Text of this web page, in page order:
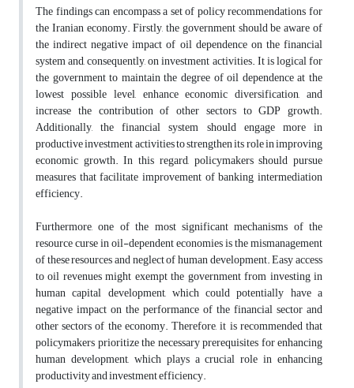
The findings can encompass a set of policy recommendations for
the Iranian economy. Firstly, the government should be aware of
the indirect negative impact of oil dependence on the financial
system and, consequently, on investment activities. It is logical for
the government to maintain the degree of oil dependence at the
lowest possible level, enhance economic diversification, and
increase the contribution of other sectors to GDP growth.
Additionally, the financial system should engage more in
productive investment activities to strengthen its role in improving
economic growth. In this regard, policymakers should pursue
measures that facilitate improvement of banking intermediation
efficiency.
Furthermore, one of the most significant mechanisms of the
resource curse in oil-dependent economies is the mismanagement
of these resources and neglect of human development. Easy access
to oil revenues might exempt the government from investing in
human capital development, which could potentially have a
negative impact on the performance of the financial sector and
other sectors of the economy. Therefore, it is recommended that
policymakers prioritize the necessary prerequisites for enhancing
human development, which plays a crucial role in enhancing
productivity and investment efficiency.